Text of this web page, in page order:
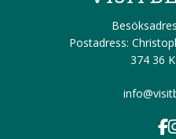
Postadress:
374 36